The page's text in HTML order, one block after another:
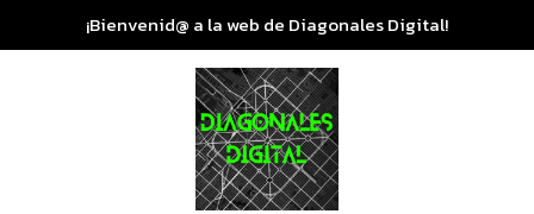
¡Bienvenid@ a la web de Diagonales Digital!